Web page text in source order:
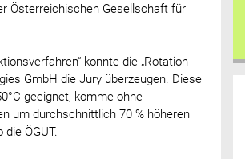
Österreichischen Gesellschaft für
konnte die „Rotation
GmbH die Jury überzeugen. Diese
geeignet, komme ohne
um durchschnittlich 70 % höheren
ÖGUT.